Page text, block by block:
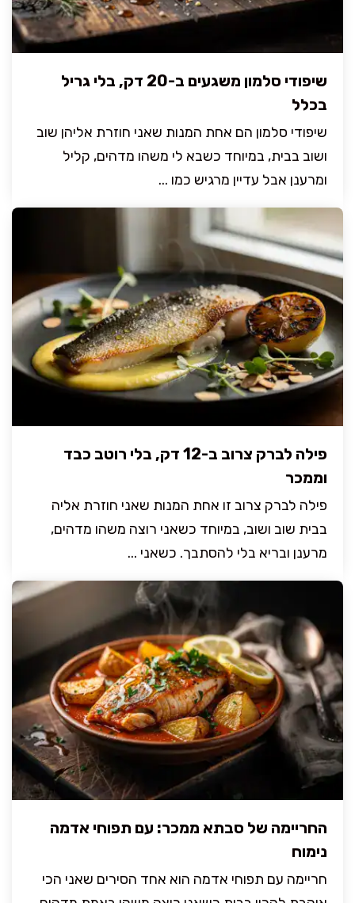
שיפודי סלמון משגעים ב-20 דק, בלי גריל
בכלל
שיפודי סלמון הם אחת המנות שאני חוזרת אליהן שוב
ושוב בבית, במיוחד כשבא לי משהו מדהים, קליל
ומרענן אבל עדיין מרגיש כמו ...
פילה לברק צרוב ב-12 דק, בלי רוטב כבד
וממכר
פילה לברק צרוב זו אחת המנות שאני חוזרת אליה
בבית שוב ושוב, במיוחד כשאני רוצה משהו מדהים,
מרענן ובריא בלי להסתבך. כשאני ...
החריימה של סבתא ממכר: עם תפוחי אדמה
נימוח
חריימה עם תפוחי אדמה הוא אחד הסירים שאני הכי